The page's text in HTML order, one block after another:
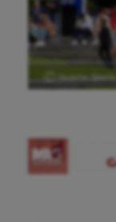
Ⓒ Gazette Sports